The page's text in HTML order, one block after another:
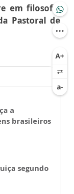
em filosofia
Pastoral de
a
brasileiros
segundo